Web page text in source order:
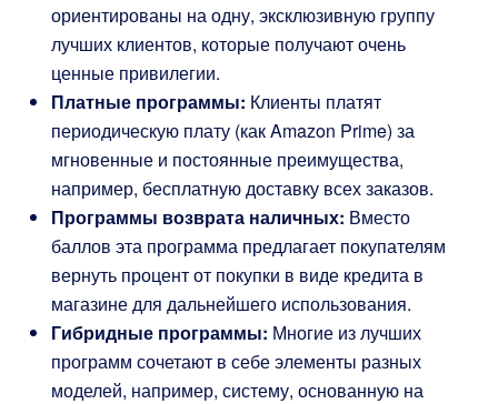
ориентированы на одну, эксклюзивную группу
лучших клиентов, которые получают очень
ценные привилегии.
Платные программы: Клиенты платят
периодическую плату (как Amazon Prime) за
мгновенные и постоянные преимущества,
например, бесплатную доставку всех заказов.
Программы возврата наличных: Вместо
баллов эта программа предлагает покупателям
вернуть процент от покупки в виде кредита в
магазине для дальнейшего использования.
Гибридные программы: Многие из лучших
программ сочетают в себе элементы разных
моделей, например, систему, основанную на